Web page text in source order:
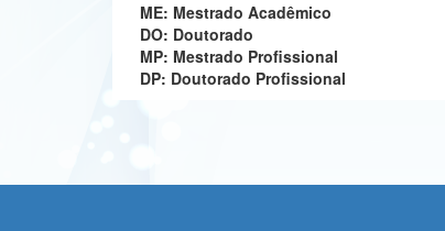
ME: Mestrado Acadêmico
DO: Doutorado
MP: Mestrado Profissional
DP: Doutorado Profissional